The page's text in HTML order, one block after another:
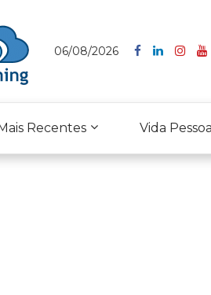
06/08/2026
Recentes Vida Pessoal